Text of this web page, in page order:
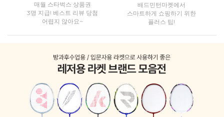
매월 스타벅스 상품권
3명 지급! 베스트 리뷰 당첨
어렵지 않아요~
배드민턴마켓에서
스마트하게 쇼핑하기 위한
플러스 팁!